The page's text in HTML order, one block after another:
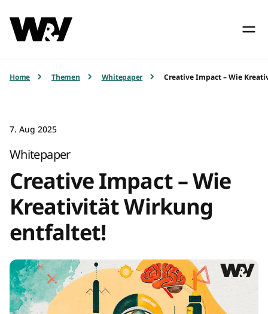
Home Themen Whitepaper Creative Impact – Wie
7. Aug 2025
Whitepaper
Creative Impact – Wie
Kreativität Wirkung
entfaltet!